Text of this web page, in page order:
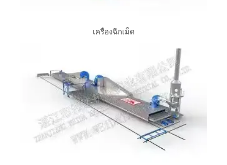
เครื่องฉีกเม็ด